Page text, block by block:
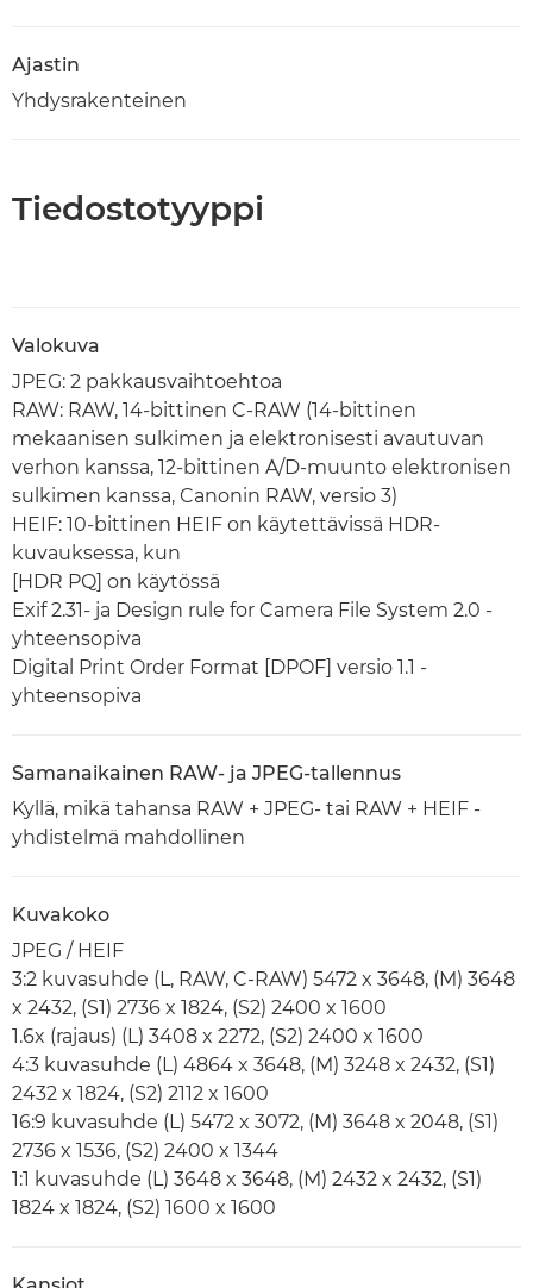
Ajastin
Yhdysrakenteinen
Tiedostotyyppi
Valokuva
JPEG: 2 pakkausvaihtoehtoa
RAW: RAW, 14-bittinen C-RAW (14-bittinen
mekaanisen sulkimen ja elektronisesti avautuvan
verhon kanssa, 12-bittinen A/D-muunto elektronisen
sulkimen kanssa, Canonin RAW, versio 3)
HEIF: 10-bittinen HEIF on käytettävissä HDR-
kuvauksessa, kun
[HDR PQ] on käytössä
Exif 2.31- ja Design rule for Camera File System 2.0 -
yhteensopiva
Digital Print Order Format [DPOF] versio 1.1 ­
yhteensopiva
Samanaikainen RAW- ja JPEG-tallennus
Kyllä, mikä tahansa RAW + JPEG- tai RAW + HEIF -
yhdistelmä mahdollinen
Kuvakoko
JPEG / HEIF
3:2 kuvasuhde (L, RAW, C-RAW) 5472 x 3648, (M) 3648
x 2432, (S1) 2736 x 1824, (S2) 2400 x 1600
1.6x (rajaus) (L) 3408 x 2272, (S2) 2400 x 1600
4:3 kuvasuhde (L) 4864 x 3648, (M) 3248 x 2432, (S1)
2432 x 1824, (S2) 2112 x 1600
16:9 kuvasuhde (L) 5472 x 3072, (M) 3648 x 2048, (S1)
2736 x 1536, (S2) 2400 x 1344
1:1 kuvasuhde (L) 3648 x 3648, (M) 2432 x 2432, (S1)
1824 x 1824, (S2) 1600 x 1600